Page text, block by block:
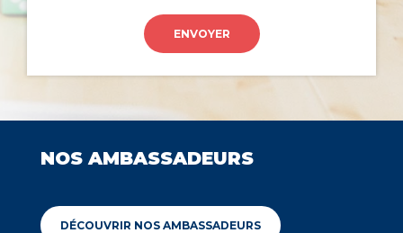
ENVOYER
NOS AMBASSADEURS
DÉCOUVRIR NOS AMBASSADEURS